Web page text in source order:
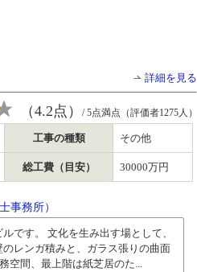
詳細を見る
（4.2点） / 5点満点（評価者1275人）
工事の種類 その他
総工費（目安） 30000万円
事務所）
です。 文化を生み出す場として、
レンガ積みと、ガラス張りの曲面
空間、最上階は紙芝居のた...